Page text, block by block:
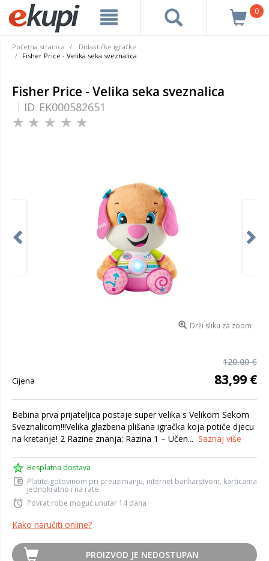
0
Početna stranica
Didaktičke igračke
Fisher Price - Velika seka sveznalica
Fisher Price - Velika seka sveznalica
ID EK000582651
Drži sliku za zoom
120,00 €
Cijena 83,99 €
Bebina prva prijateljica postaje super velika s Velikom Sekom
Sveznalicom!!!Velika glazbena plišana igračka koja potiče djecu
na kretanje! 2 Razine znanja: Razina 1 – Učen... Saznaj više
Besplatna dostava
Platite gotovinom pri preuzimanju, internet bankarstvom, karticama
jednokratno i na rate
Povrat robe moguć unutar 14 dana
Kako naručiti online?
PROIZVOD JE NEDOSTUPAN